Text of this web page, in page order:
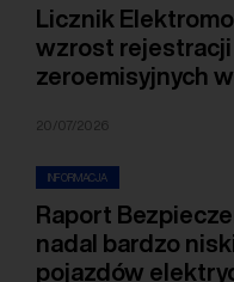
Licznik
wzrost
zeroemisyjnych
20/07/2026
INFORMACJA
Raport
nadal bardzo
pojazdów